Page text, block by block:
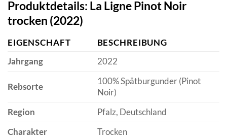
Produktdetails: La Ligne Pinot Noir
trocken (2022)
EIGENSCHAFT
BESCHREIBUNG
Jahrgang
2022
Rebsorte
100% Spätburgunder (Pinot
Noir)
Region
Pfalz, Deutschland
Charakter
Trocken